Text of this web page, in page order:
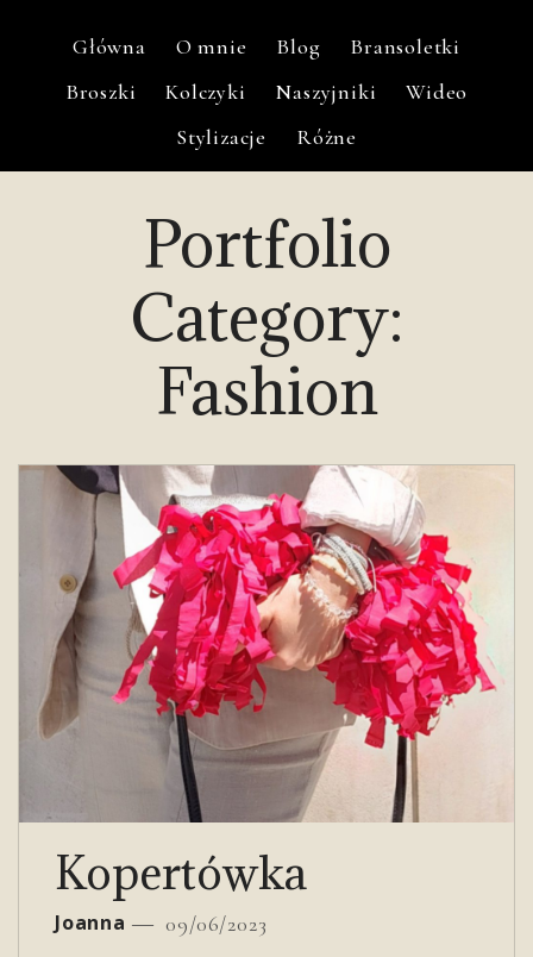
Główna O mnie Blog
Bransoletki
Broszki
Kolczyki Naszyjniki
Wideo
Stylizacje
Różne
Portfolio
Category:
Fashion
Kopertówka
Joanna 09/06/2023